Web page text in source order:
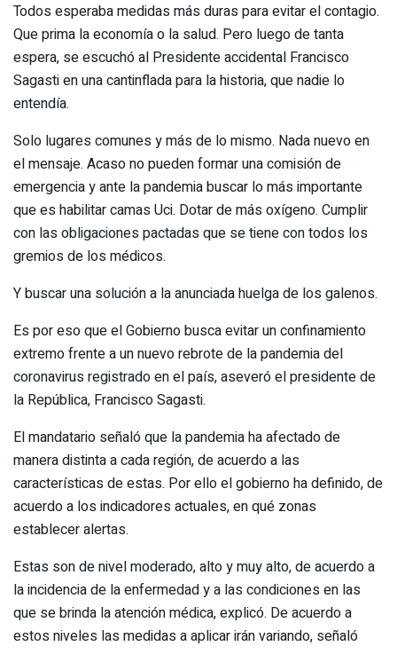
Todos esperaba medidas más duras para evitar el contagio.
Que prima la economía o la salud. Pero luego de tanta
espera, se escuchó al Presidente accidental Francisco
Sagasti en una cantinflada para la historia, que nadie lo
entendía.
Solo lugares comunes y más de lo mismo. Nada nuevo en
el mensaje. Acaso no pueden formar una comisión de
emergencia y ante la pandemia buscar lo más importante
que es habilitar camas Uci. Dotar de más oxígeno. Cumplir
con las obligaciones pactadas que se tiene con todos los
gremios de los médicos.
Y buscar una solución a la anunciada huelga de los galenos.
Es por eso que el Gobierno busca evitar un confinamiento
extremo frente a un nuevo rebrote de la pandemia del
coronavirus registrado en el país, aseveró el presidente de
la República, Francisco Sagasti.
El mandatario señaló que la pandemia ha afectado de
manera distinta a cada región, de acuerdo a las
características de estas. Por ello el gobierno ha definido, de
acuerdo a los indicadores actuales, en qué zonas
establecer alertas.
Estas son de nivel moderado, alto y muy alto, de acuerdo a
la incidencia de la enfermedad y a las condiciones en las
que se brinda la atención médica, explicó. De acuerdo a
estos niveles las medidas a aplicar irán variando, señaló